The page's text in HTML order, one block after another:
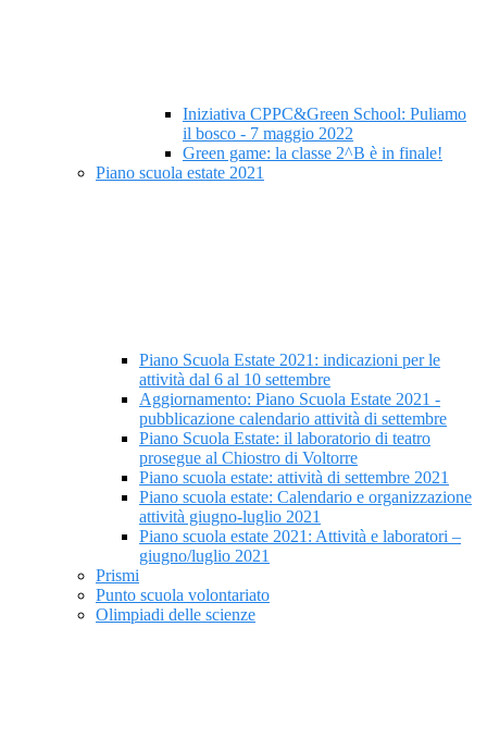
Iniziativa CPPC&Green School: Puliamo
il bosco - 7 maggio 2022
Green game: la classe 2^B è in finale!
Piano scuola estate 2021
Piano Scuola Estate 2021: indicazioni per le
attività dal 6 al 10 settembre
Aggiornamento: Piano Scuola Estate 2021 -
pubblicazione calendario attività di settembre
Piano Scuola Estate: il laboratorio di teatro
prosegue al Chiostro di Voltorre
Piano scuola estate: attività di settembre 2021
Piano scuola estate: Calendario e organizzazione
attività giugno-luglio 2021
Piano scuola estate 2021: Attività e laboratori –
giugno/luglio 2021
Prismi
Punto scuola volontariato
Olimpiadi delle scienze